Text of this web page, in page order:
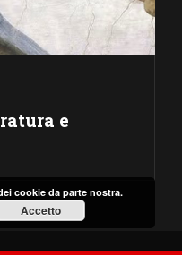
e
cookie da parte nostra.
Accetto